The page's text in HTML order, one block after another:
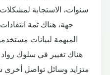
سنوات، الاستجابة
جهة، هناك ثمة
المبهمة لبيانات
هناك تغيير في سلوك
متزايد وسائل تواصل أخرى